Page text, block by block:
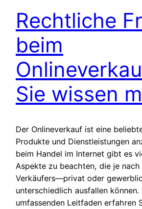
Rechtliche
beim
Sie wissen
Der Onlineverkauf ist eine
Produkte und Dienstleistungen
beim Handel im Internet gibt es
Aspekte zu beachten, die je
Verkäufers—privat oder
unterschiedlich ausfallen können.
umfassenden Leitfaden erfahren